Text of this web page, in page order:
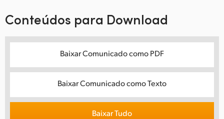
Conteúdos para Download
Baixar Comunicado como PDF
Baixar Comunicado como Texto
Baixar Tudo